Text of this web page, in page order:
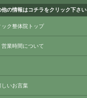
他の情報はコチラをクリック下さい
ク整体院トップ
業時間について
しいお言葉